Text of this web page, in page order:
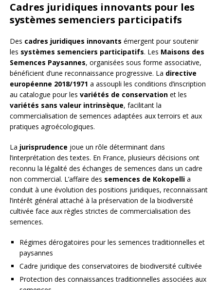
Cadres juridiques innovants pour les
systèmes semenciers participatifs
Des cadres juridiques innovants émergent pour soutenir
les systèmes semenciers participatifs. Les Maisons des
Semences Paysannes, organisées sous forme associative,
bénéficient d’une reconnaissance progressive. La directive
européenne 2018/1971 a assoupli les conditions d’inscription
au catalogue pour les variétés de conservation et les
variétés sans valeur intrinsèque, facilitant la
commercialisation de semences adaptées aux terroirs et aux
pratiques agroécologiques.
La jurisprudence joue un rôle déterminant dans
l’interprétation des textes. En France, plusieurs décisions ont
reconnu la légalité des échanges de semences dans un cadre
non commercial. L’affaire des semences de Kokopelli a
conduit à une évolution des positions juridiques, reconnaissant
l’intérêt général attaché à la préservation de la biodiversité
cultivée face aux règles strictes de commercialisation des
semences.
Régimes dérogatoires pour les semences traditionnelles et
paysannes
Cadre juridique des conservatoires de biodiversité cultivée
Protection des connaissances traditionnelles associées aux